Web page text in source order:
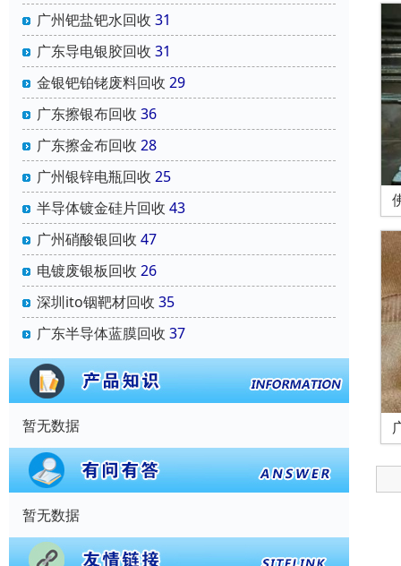
广州钯盐钯水回收 31
广东导电银胶回收 31
金银钯铂铑废料回收 29
广东擦银布回收 36
广东擦金布回收 28
广州银锌电瓶回收 25
半导体镀金硅片回收 43
广州硝酸银回收 47
电镀废银板回收 26
深圳ito铟靶材回收 35
广东半导体蓝膜回收 37
暂无数据
暂无数据